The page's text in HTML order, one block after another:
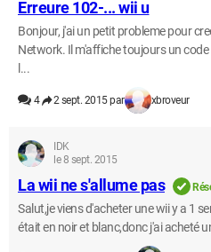
Erreure 102-... wii u
Bonjour, j'ai un petit probleme pour
Network. Il m'affiche toujours un
l...
4 2 sept. 2015 par xbroveur
IDK
le 8 sept. 2015
La wii ne s'allume pas
Salut,je viens d'acheter une wii y a 1
était en noir et blanc,donc j'ai acheté